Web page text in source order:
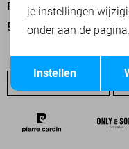
PME LEGEND POLO
56,00 79,99
je instellingen
onder aan de pagina.
Instellen